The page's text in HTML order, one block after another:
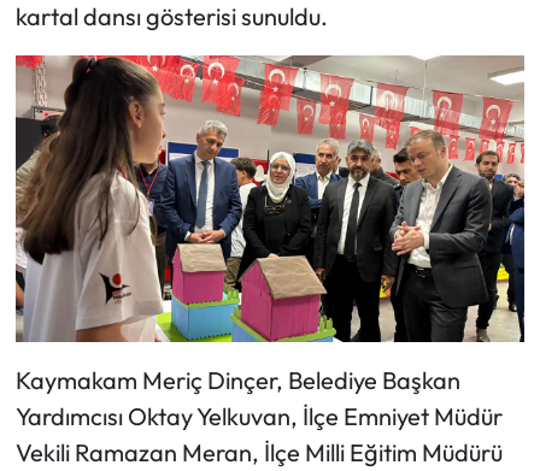
kartal dansı gösterisi sunuldu.
Kaymakam Meriç Dinçer, Belediye Başkan
Yardımcısı Oktay Yelkuvan, İlçe Emniyet Müdür
Vekili Ramazan Meran, İlçe Milli Eğitim Müdürü